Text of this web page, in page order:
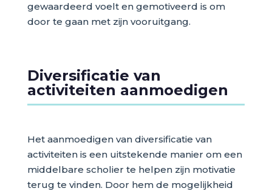
gewaardeerd voelt en gemotiveerd is om
door te gaan met zijn vooruitgang.
Diversificatie van
activiteiten aanmoedigen
Het aanmoedigen van diversificatie van
activiteiten is een uitstekende manier om een
middelbare scholier te helpen zijn motivatie
terug te vinden. Door hem de mogelijkheid